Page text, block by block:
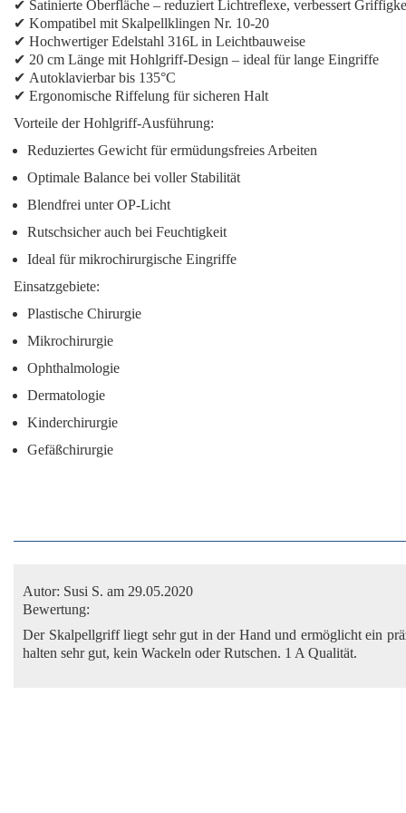
✔ Satinierte Oberfläche – reduziert Lichtreflexe, verbessert
✔ Kompatibel mit Skalpellklingen Nr. 10-20
✔ Hochwertiger Edelstahl 316L in Leichtbauweise
✔ 20 cm Länge mit Hohlgriff-Design – ideal für lange Eingriffe
✔ Autoklavierbar bis 135°C
✔ Ergonomische Riffelung für sicheren Halt
Vorteile der Hohlgriff-Ausführung:
Reduziertes Gewicht für ermüdungsfreies Arbeiten
Optimale Balance bei voller Stabilität
Blendfrei unter OP-Licht
Rutschsicher auch bei Feuchtigkeit
Ideal für mikrochirurgische Eingriffe
Einsatzgebiete:
Plastische Chirurgie
Mikrochirurgie
Ophthalmologie
Dermatologie
Kinderchirurgie
Gefäßchirurgie
Autor: Susi S. am 29.05.2020
Bewertung:
Der Skalpellgriff liegt sehr gut in der Hand und ermöglicht ein
halten sehr gut, kein Wackeln oder Rutschen. 1 A Qualität.